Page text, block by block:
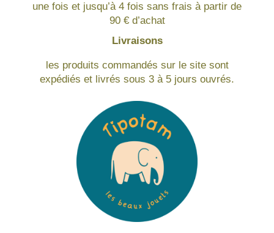
une fois et jusqu’à 4 fois sans frais à partir de
90 € d’achat
Livraisons
les produits commandés sur le site sont
expédiés et livrés sous 3 à 5 jours ouvrés.